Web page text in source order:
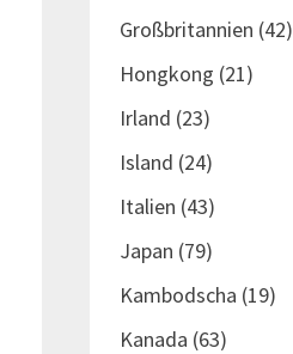
Großbritannien (42)
Hongkong (21)
Irland (23)
Island (24)
Italien (43)
Japan (79)
Kambodscha (19)
Kanada (63)